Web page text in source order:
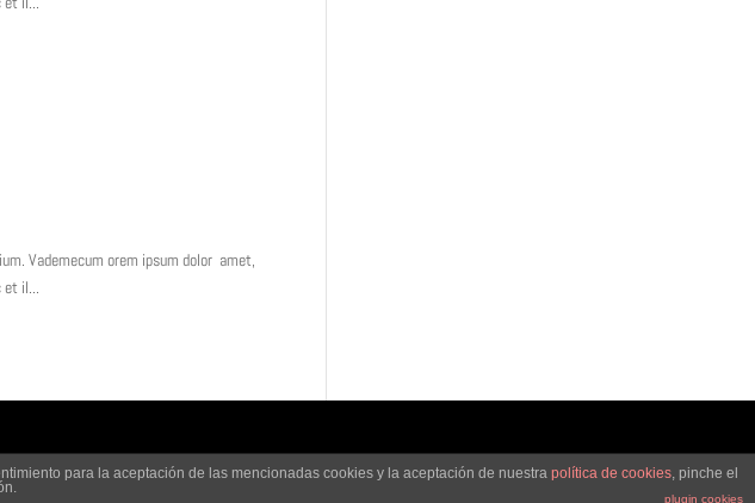
Vademecum orem ipsum dolor amet,
et il...
para la aceptación de las mencionadas cookies y la aceptación de nuestra política de cookies, pinche el
plugin cookies